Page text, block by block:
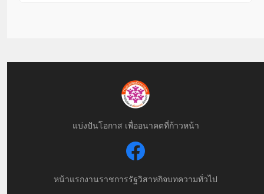
แบ่งปันโอกาส เพื่ออนาคตที่ก้าวหน้า
หน้าแรกงานราชการรัฐวิสาหกิจบทความทั่วไป